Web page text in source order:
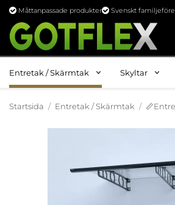
Måttanpassade produkter Svenskt
Entretak / Skärmtak Skyltar
Startsida / Entretak / Skärmtak /